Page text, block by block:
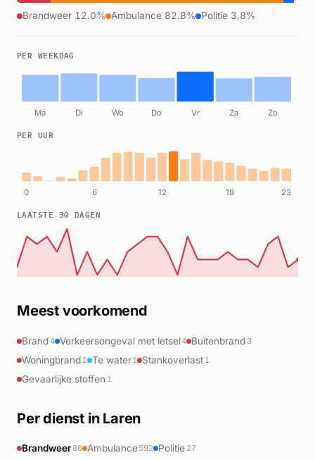
Brandweer 12.0% Ambulance 82.8% Politie 3.8%
PER WEEKDAG
Ma Di Wo Do Vr Za Zo
PER UUR
0 6 12 18 23
LAATSTE 30 DAGEN
Meest voorkomend
Brand4 Verkeersongeval met letsel4 Buitenbrand 3
Woningbrand 1 Te water1 Stankoverlast 1
Gevaarlijke stoffen 1
Per dienst in Laren
Brandweer 86 Ambulance592 Politie 27